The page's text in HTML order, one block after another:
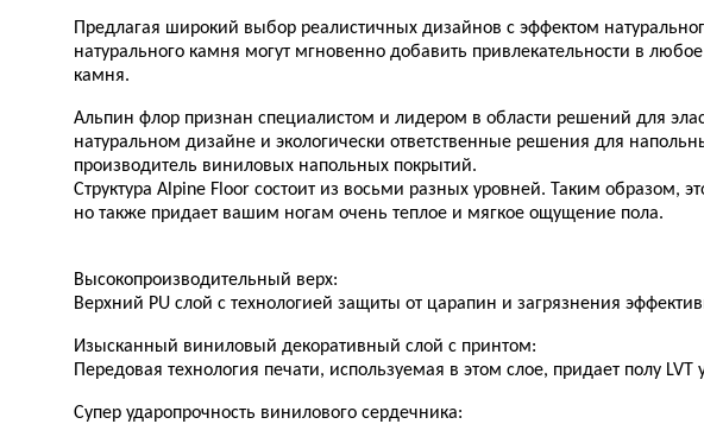
Предлагая широкий выбор реалистичных дизайнов с эффектом
натурального камня могут мгновенно добавить привлекательности в
камня.
Альпин флор признан специалистом и лидером в области решений для
натуральном дизайне и экологически ответственные решения для
производитель виниловых напольных покрытий.
Структура Alpine Floor состоит из восьми разных уровней. Таким
но также придает вашим ногам очень теплое и мягкое ощущение пола.
Высокопроизводительный верх:
Верхний PU слой с технологией защиты от царапин и загрязнения
Изысканный виниловый декоративный слой с принтом:
Передовая технология печати, используемая в этом слое, придает полу
Супер ударопрочность винилового сердечника: